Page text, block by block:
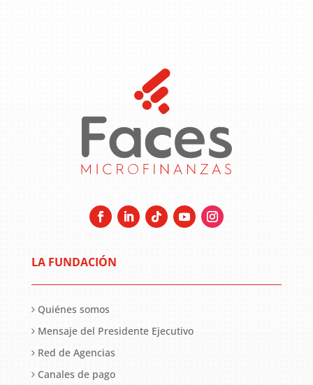
LA FUNDACIÓN
Quiénes somos
Mensaje del Presidente Ejecutivo
Red de Agencias
Canales de pago